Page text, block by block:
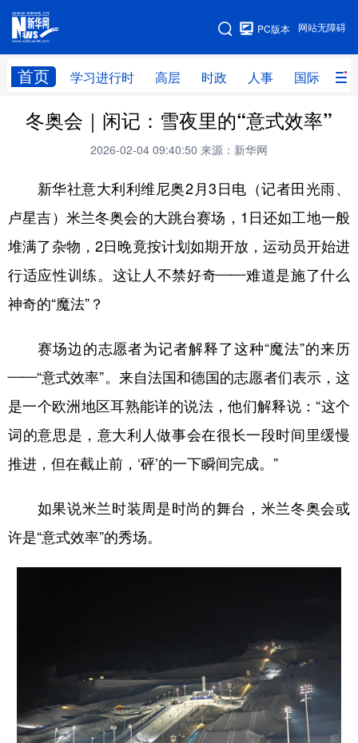
网站无障碍
PC版本
首页 学习进行时 高层 时政 人事 国际 财
网站地图
学习进行时 高层 时政 人事
财经 网评
台湾 思客智库 全球连线 教育
科技 科创 量子 体育
文化 书画 健康 军事
食品 人居 信息化 数字经济
学术中国 乡村振兴 银龄 溯源中国
彩票 娱乐 时尚
安徽 福建 江西
山东 河南 湖北 湖南
冬奥会｜闲记：雪夜里的“意式效率”
2026-02-04 09:40:50 来源：新华网
新华社意大利利维尼奥2月3日电（记者田光雨、
卢星吉）米兰冬奥会的大跳台赛场，1日还如工地一般
堆满了杂物，2日晚竟按计划如期开放，运动员开始进
行适应性训练。这让人不禁好奇——难道是施了什么
神奇的“魔法”？
赛场边的志愿者为记者解释了这种“魔法”的来历
——“意式效率”。来自法国和德国的志愿者们表示，这
是一个欧洲地区耳熟能详的说法，他们解释说：“这个
词的意思是，意大利人做事会在很长一段时间里缓慢
推进，但在截止前，‘砰’的一下瞬间完成。”
如果说米兰时装周是时尚的舞台，米兰冬奥会或
许是“意式效率”的秀场。